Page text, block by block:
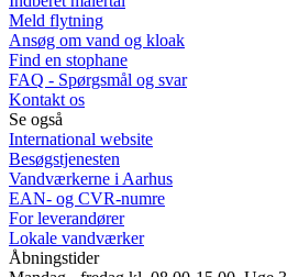
Meld flytning
Ansøg om vand og kloak
Find en stophane
FAQ - Spørgsmål og svar
Kontakt os
Se også
International website
Besøgstjenesten
Vandværkerne i Aarhus
EAN- og CVR-numre
For leverandører
Lokale vandværker
Åbningstider